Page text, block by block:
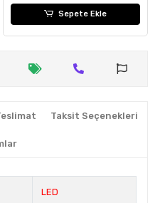
Sepete Ekle
Taksit Seçenekleri
LED